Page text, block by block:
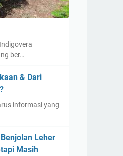
ber…
& Dari
informasi yang
Leher
Masih